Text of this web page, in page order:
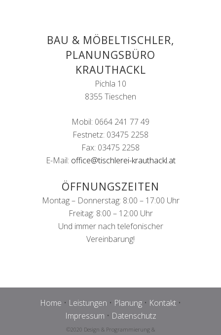
BAU & MÖBELTISCHLER,
PLANUNGSBÜRO
KRAUTHACKL
Pichla 10
8355 Tieschen
Mobil: 0664 241 77 49
Festnetz: 03475 2258
Fax: 03475 2258
E-Mail: office@tischlerei-krauthackl.at
ÖFFNUNGSZEITEN
Montag – Donnerstag: 8:00 – 17:00 Uhr
Freitag: 8:00 – 12:00 Uhr
Und immer nach telefonischer
Vereinbarung!
Home • Leistungen • Planung • Kontakt •
Impressum • Datenschutz
©2020 Design & Programmierung &